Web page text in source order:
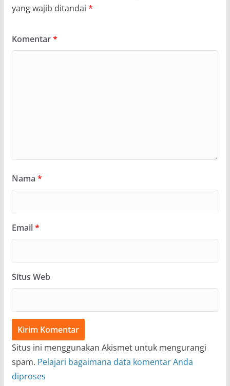
yang wajib ditandai *
Komentar*
Nama *
Email*
Situs Web
Situs ini menggunakan Akismet untuk mengurangi
spam. Pelajari bagaimana data komentar Anda
diproses